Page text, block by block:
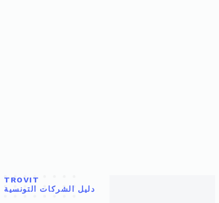
TROVIT
دليل الشركات التونسية